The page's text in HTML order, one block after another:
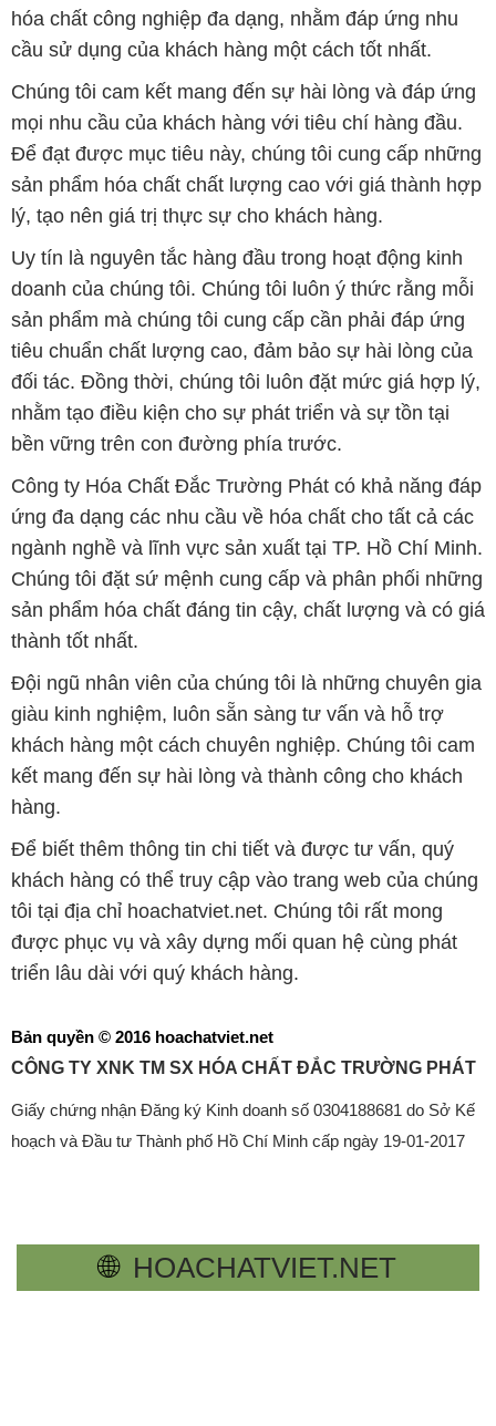
hóa chất công nghiệp đa dạng, nhằm đáp ứng nhu
cầu sử dụng của khách hàng một cách tốt nhất.
Chúng tôi cam kết mang đến sự hài lòng và đáp ứng
mọi nhu cầu của khách hàng với tiêu chí hàng đầu.
Để đạt được mục tiêu này, chúng tôi cung cấp những
sản phẩm hóa chất chất lượng cao với giá thành hợp
lý, tạo nên giá trị thực sự cho khách hàng.
Uy tín là nguyên tắc hàng đầu trong hoạt động kinh
doanh của chúng tôi. Chúng tôi luôn ý thức rằng mỗi
sản phẩm mà chúng tôi cung cấp cần phải đáp ứng
tiêu chuẩn chất lượng cao, đảm bảo sự hài lòng của
đối tác. Đồng thời, chúng tôi luôn đặt mức giá hợp lý,
nhằm tạo điều kiện cho sự phát triển và sự tồn tại
bền vững trên con đường phía trước.
Công ty Hóa Chất Đắc Trường Phát có khả năng đáp
ứng đa dạng các nhu cầu về hóa chất cho tất cả các
ngành nghề và lĩnh vực sản xuất tại TP. Hồ Chí Minh.
Chúng tôi đặt sứ mệnh cung cấp và phân phối những
sản phẩm hóa chất đáng tin cậy, chất lượng và có giá
thành tốt nhất.
Đội ngũ nhân viên của chúng tôi là những chuyên gia
giàu kinh nghiệm, luôn sẵn sàng tư vấn và hỗ trợ
khách hàng một cách chuyên nghiệp. Chúng tôi cam
kết mang đến sự hài lòng và thành công cho khách
hàng.
Để biết thêm thông tin chi tiết và được tư vấn, quý
khách hàng có thể truy cập vào trang web của chúng
tôi tại địa chỉ hoachatviet.net. Chúng tôi rất mong
được phục vụ và xây dựng mối quan hệ cùng phát
triển lâu dài với quý khách hàng.
Bản quyền © 2016 hoachatviet.net
CÔNG TY XNK TM SX HÓA CHẤT ĐẮC TRƯỜNG PHÁT
Giấy chứng nhận Đăng ký Kinh doanh số 0304188681 do Sở Kế
hoạch và Đầu tư Thành phố Hồ Chí Minh cấp ngày 19-01-2017
🌐 HOACHATVIET.NET